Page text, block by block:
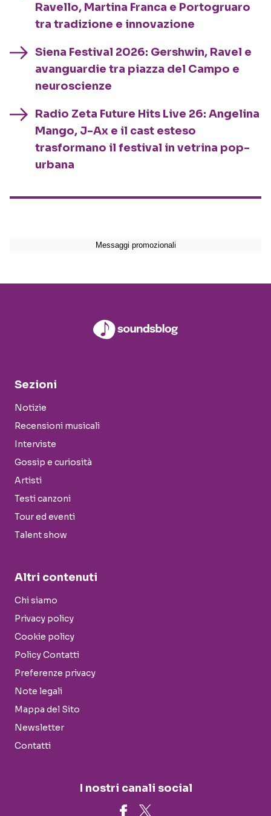
Ravello, Martina Franca e Portogruaro
tra tradizione e innovazione
Siena Festival 2026: Gershwin, Ravel e
avanguardie tra piazza del Campo e
neuroscienze
Radio Zeta Future Hits Live 26: Angelina
Mango, J-Ax e il cast esteso
trasformano il festival in vetrina pop-
urbana
Sezioni
Notizie
Recensioni musicali
Interviste
Gossip e curiosità
Artisti
Testi canzoni
Tour ed eventi
Talent show
Altri contenuti
Chi siamo
Privacy policy
Cookie policy
Policy Contatti
Preferenze privacy
Note legali
Mappa del Sito
Newsletter
Contatti
I nostri canali social